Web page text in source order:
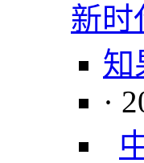
新时
知
·